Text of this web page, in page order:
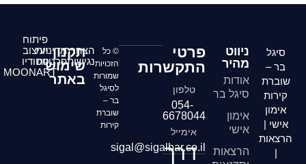
סיגל
בר –
שוברת
קירות
אימון
אישי |
הרצאות
ניווט
מהיר
אודות
סיגל בר
אימון
אישי
הרצאות
פרטי
התקשרות
טלפון
054-
6678044
אימייל
sigal@sigalbar.co.il
דרך
© כל
הזכויות
שמורות
לסיגל
בר –
שוברת
קירות
הצהרת
נגישות
תקנון
שימוש
באתר
מדיניות
פרטיות
פיתוח
ועיצוב
סטודיו
MOONART